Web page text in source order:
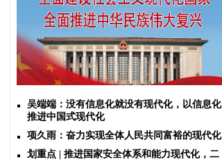
吴端端：没有信息化就没有现代化，以信息化
推进中国式现代化
项久雨：奋力实现全体人民共同富裕的现代化
划重点 | 推进国家安全体系和能力现代化，二